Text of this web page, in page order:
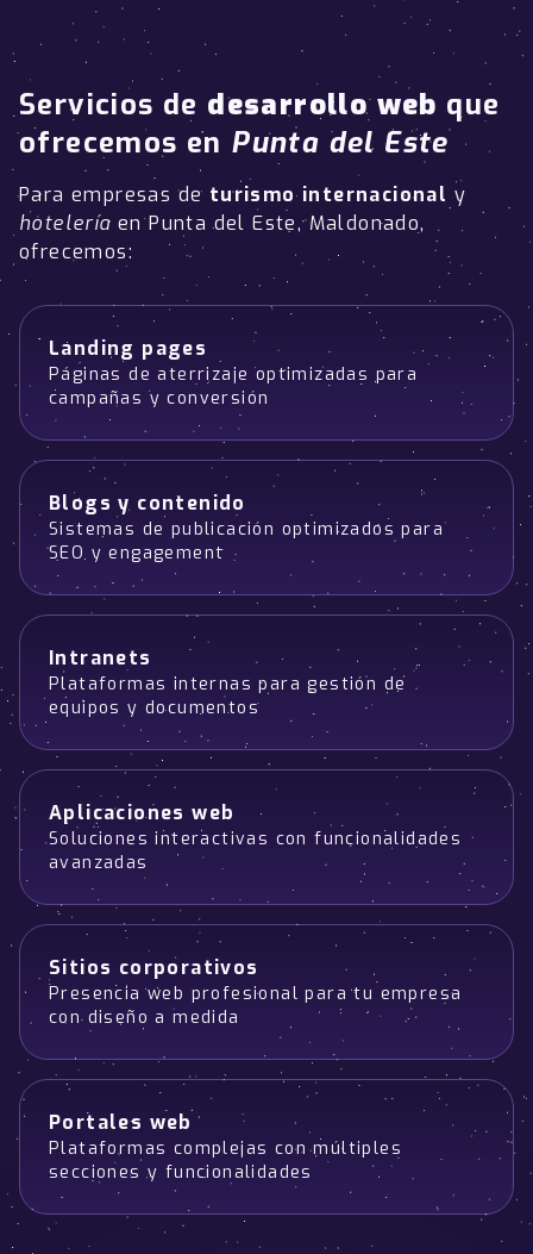
Servicios de desarrollo web que
ofrecemos en Punta del Este
Para empresas de turismo internacional y
hotelería en Punta del Este, Maldonado,
ofrecemos:
Landing pages
Páginas de aterrizaje optimizadas para
campañas y conversión
Blogs y contenido
Sistemas de publicación optimizados para
SEO y engagement
Intranets
Plataformas internas para gestión de
equipos y documentos
Aplicaciones web
Soluciones interactivas con funcionalidades
avanzadas
Sitios corporativos
Presencia web profesional para tu empresa
con diseño a medida
Portales web
Plataformas complejas con múltiples
secciones y funcionalidades